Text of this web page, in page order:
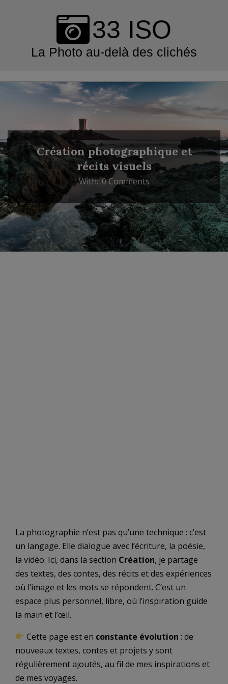
33 ISO
La Photo au-delà des clichés
Primary
Navigation
Création photographique et
récits visuels
With: 0 Comments
La photographie n’est pas qu’une technique : c’est
un langage. Elle dialogue avec l’écriture, la poésie,
la vidéo. Ici, dans la section Création, je partage
des textes, des contes, des récits et des expériences
où l’image et les mots se répondent. C’est un
espace plus personnel, libre, où l’inspiration guide
la main et l’œil.
Cette page est en constante évolution : de
nouveaux textes, contes et projets y sont
régulièrement ajoutés, au fil de mes inspirations et
de mes voyages.